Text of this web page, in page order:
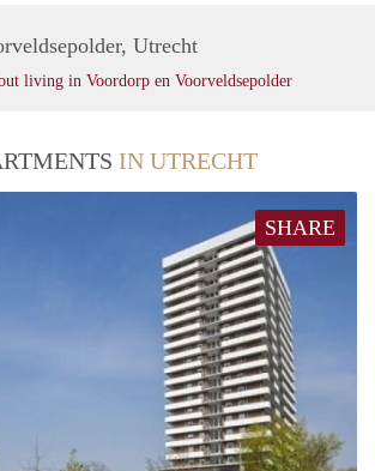
Utrecht
living in Voordorp en Voorveldsepolder
IN UTRECHT
SHARE